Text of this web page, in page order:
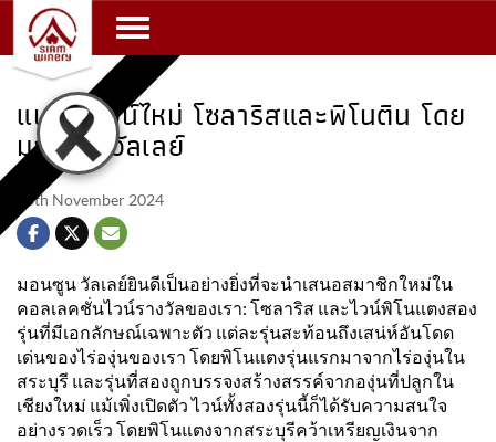
Toggle navigation
แนะนำไวน์ไหม่ โซลาริสและพิโนติน โดย
มอนซูน วัลเลย์
18th November 2024
มอนซูน วัลเลย์ยินดีเป็นอย่างยิ่งที่จะนำเสนอสมาชิกใหม่ใน
คอลเลคชั่นไวน์รางวัลของเรา: โซลาริส และไวน์พิโนแตงสอง
รุ่นที่มีเอกลักษณ์เฉพาะตัว แต่ละรุ่นสะท้อนถึงเสน่ห์อันโดด
เด่นของไร่องุ่นของเรา โดยพิโนแตงรุ่นแรกมาจากไร่องุ่นใน
สระบุรี และรุ่นที่สองถูกบรรจงสร้างสรรค์จากองุ่นที่ปลูกใน
เชียงใหม่ แม้เพิ่งเปิดตัว ไวน์ทั้งสองรุ่นนี้ก็ได้รับความสนใจ
อย่างรวดเร็ว โดยพิโนแตงจากสระบุรีคว้าเหรียญเงินจาก